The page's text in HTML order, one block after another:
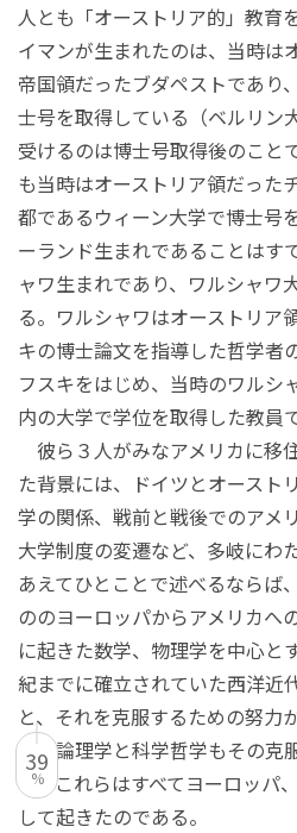
人とも「オーストリア的」教育
イマンが生まれたのは、当時は
帝国領だったブダペストであり
士号を取得している（ベルリン
受けるのは博士号取得後のこと
も当時はオーストリア領だった
都であるウィーン大学で博士号
ーランド生まれであることはす
ャワ生まれであり、ワルシャワ
る。ワルシャワはオーストリア
キの博士論文を指導した哲学者
フスキをはじめ、当時のワルシ
内の大学で学位を取得した教員
彼ら３人がみなアメリカに移
た背景には、ドイツとオースト
学の関係、戦前と戦後でのアメ
大学制度の変遷など、多岐にわ
あえてひとことで述べるならば
ののヨーロッパからアメリカへ
に起きた数学、物理学を中心と
紀までに確立されていた西洋近
と、それを克服するための努力
数理論理学と科学哲学もその克
て、これらはすべてヨーロッパ
して起きたのである。
39
%